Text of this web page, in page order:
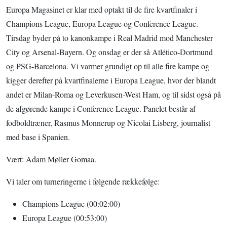
Europa Magasinet er klar med optakt til de fire kvartfinaler i
Champions League, Europa League og Conference League.
Tirsdag byder på to kanonkampe i Real Madrid mod Manchester
City og Arsenal-Bayern. Og onsdag er der så Atlético-Dortmund
og PSG-Barcelona. Vi varmer grundigt op til alle fire kampe og
kigger derefter på kvartfinalerne i Europa League, hvor der blandt
andet er Milan-Roma og Leverkusen-West Ham, og til sidst også på
de afgørende kampe i Conference League. Panelet består af
fodboldtræner, Rasmus Monnerup og Nicolai Lisberg, journalist
med base i Spanien.
Vært: Adam Møller Gomaa.
Vi taler om turneringerne i følgende rækkefølge:
Champions League (00:02:00)
Europa League (00:53:00)